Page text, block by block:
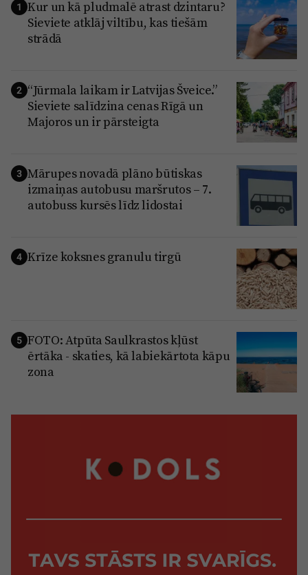
1 Kur un kā pludmalē atrast dzintaru?
Sieviete atklāj viltību, kas tiešām
strādā
2 “Jūrmala laikam ir Latvijas Šveice.”
Sieviete salīdzina cenas Rīgā un
Majoros un ir pārsteigta
3 Mārupes novadā plāno būtiskas
izmaiņas autobusu maršrutos – 7.
autobuss kursēs līdz lidostai
4 Krīze koksnes granulu tirgū
5 FOTO: Atpūta Saulkrastos kļūst
ērtāka - skaties, kā labiekārtota kāpu
zona